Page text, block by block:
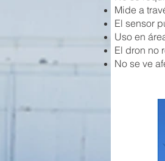
Mide a
El sensor
Uso en
El dron no
No se ve